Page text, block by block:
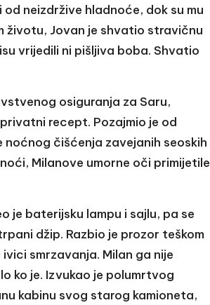
neizdržive hladnoće, dok su mu
životu, Jovan je shvatio stravičnu
vrijedili ni pišljiva boba. Shvatio
osiguranja za Saru,
recept. Pozajmio je od
čišćenja zavejanih seoskih
Milanove umorne oči primijetile
je baterijsku lampu i sajlu, pa se
džip. Razbio je prozor teškom
smrzavanja. Milan ga nije
ko je. Izvukao je polumrtvog
kabinu svog starog kamioneta,